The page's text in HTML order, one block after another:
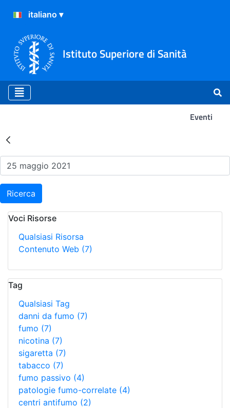
Istituto Superiore di Sanità
Eventi
Risultati della Ricerca -
Ricerca
Voci Risorse
Qualsiasi Risorsa
Contenuto Web (7)
Tag
Qualsiasi Tag
danni da fumo (7)
fumo (7)
nicotina (7)
sigaretta (7)
tabacco (7)
fumo passivo (4)
patologie fumo-correlate (4)
centri antifumo (2)